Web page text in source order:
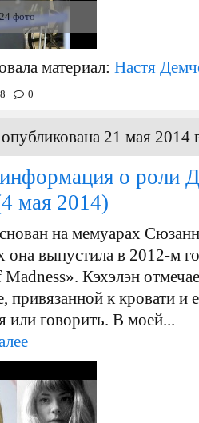
24 фото
материал: Настя
0
21 мая 2014
о роли
мая 2014)
на мемуарах
она выпустила в 2012-м
Кэхэлэн
привязанной к кровати
или говорить. В моей...